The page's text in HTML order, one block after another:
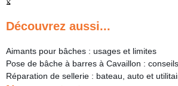
Découvrez aussi...
Aimants pour bâches : usages et limites
Pose de bâche à barres à Cavaillon :
Réparation de sellerie : bateau, auto et